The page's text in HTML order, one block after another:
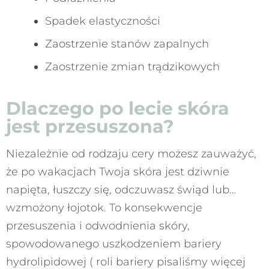
Spadek elastyczności
Zaostrzenie stanów zapalnych
Zaostrzenie zmian trądzikowych
Dlaczego po lecie skóra
jest przesuszona?
Niezależnie od rodzaju cery możesz zauważyć,
że po wakacjach Twoja skóra jest dziwnie
napięta, łuszczy się, odczuwasz świąd lub…
wzmożony łojotok. To konsekwencje
przesuszenia i odwodnienia skóry,
spowodowanego uszkodzeniem bariery
hydrolipidowej ( roli bariery pisaliśmy więcej